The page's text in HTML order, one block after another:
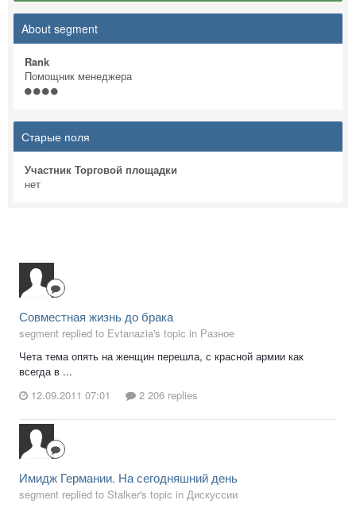
About segment
Rank
Помощник менеджера
Старые поля
Участник Торговой площадки
нет
Совместная жизнь до брака
segment replied to Evtanazia's topic in Разное
Чета тема опять на женщин перешла, с красной армии как
всегда в ...
12.09.2011 07:01
2 206 replies
Имидж Германии. На сегодняшний день
segment replied to Stalker's topic in Дискуссии